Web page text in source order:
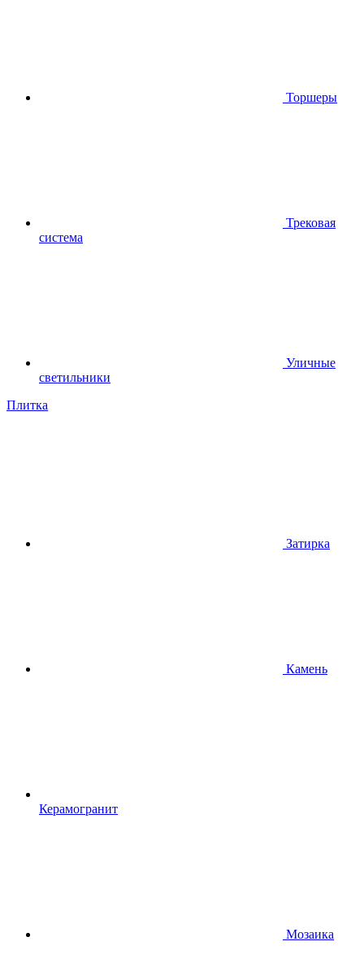
Торшеры
Трековая
система
Уличные
светильники
Плитка
Затирка
Камень
Керамогранит
Мозаика